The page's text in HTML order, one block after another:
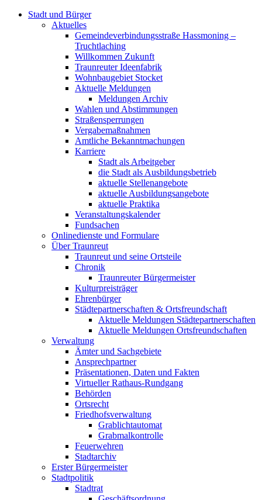
Stadt und Bürger
Aktuelles
Gemeindeverbindungsstraße Hassmoning –
Truchtlaching
Willkommen Zukunft
Traunreuter Ideenfabrik
Wohnbaugebiet Stocket
Aktuelle Meldungen
Meldungen Archiv
Wahlen und Abstimmungen
Straßensperrungen
Vergabemaßnahmen
Amtliche Bekanntmachungen
Karriere
Stadt als Arbeitgeber
die Stadt als Ausbildungsbetrieb
aktuelle Stellenangebote
aktuelle Ausbildungsangebote
aktuelle Praktika
Veranstaltungskalender
Fundsachen
Onlinedienste und Formulare
Über Traunreut
Traunreut und seine Ortsteile
Chronik
Traunreuter Bürgermeister
Kulturpreisträger
Ehrenbürger
Städtepartnerschaften & Ortsfreundschaft
Aktuelle Meldungen Städtepartnerschaften
Aktuelle Meldungen Ortsfreundschaften
Verwaltung
Ämter und Sachgebiete
Ansprechpartner
Präsentationen, Daten und Fakten
Virtueller Rathaus-Rundgang
Behörden
Ortsrecht
Friedhofsverwaltung
Grablichtautomat
Grabmalkontrolle
Feuerwehren
Stadtarchiv
Erster Bürgermeister
Stadtpolitik
Stadtrat